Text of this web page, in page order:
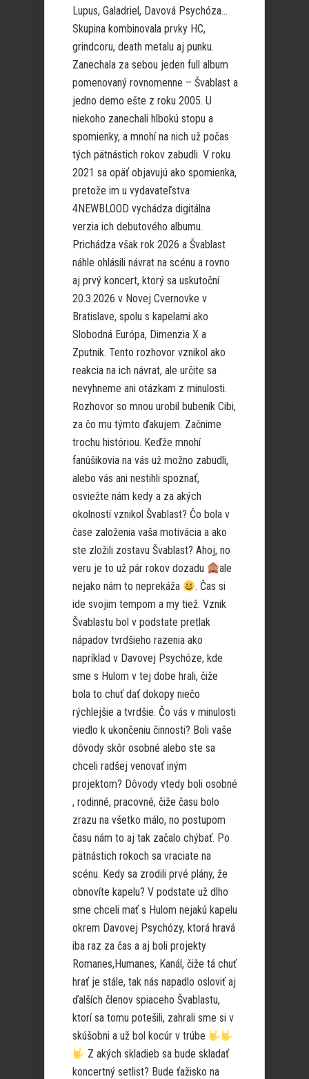
Lupus, Galadriel, Davová Psychóza…
Skupina kombinovala prvky HC,
grindcoru, death metalu aj punku.
Zanechala za sebou jeden full album
pomenovaný rovnomenne – Švablast a
jedno demo ešte z roku 2005. U
niekoho zanechali hlbokú stopu a
spomienky, a mnohí na nich už počas
tých pätnástich rokov zabudli. V roku
2021 sa opäť objavujú ako spomienka,
pretože im u vydavateľstva
4NEWBLOOD vychádza digitálna
verzia ich debutového albumu.
Prichádza však rok 2026 a Švablast
náhle ohlásili návrat na scénu a rovno
aj prvý koncert, ktorý sa uskutoční
20.3.2026 v Novej Cvernovke v
Bratislave, spolu s kapelami ako
Slobodná Európa, Dimenzia X a
Zputnik. Tento rozhovor vznikol ako
reakcia na ich návrat, ale určite sa
nevyhneme ani otázkam z minulosti.
Rozhovor so mnou urobil bubeník Cibi,
za čo mu týmto ďakujem. Začnime
trochu históriou. Keďže mnohí
fanúšikovia na vás už možno zabudli,
alebo vás ani nestihli spoznať,
osviežte nám kedy a za akých
okolností vznikol Švablast? Čo bola v
čase založenia vaša motivácia a ako
ste zložili zostavu Švablast? Ahoj, no
veru je to už pár rokov dozadu
ale
nejako nám to neprekáža
. Čas si
ide svojim tempom a my tiež. Vznik
Švablastu bol v podstate pretlak
nápadov tvrdšieho razenia ako
napríklad v Davovej Psychóze, kde
sme s Hulom v tej dobe hrali, čiže
bola to chuť dať dokopy niečo
rýchlejšie a tvrdšie. Čo vás v minulosti
viedlo k ukončeniu činnosti? Boli vaše
dôvody skôr osobné alebo ste sa
chceli radšej venovať iným
projektom? Dôvody vtedy boli osobné
, rodinné, pracovné, čiže času bolo
zrazu na všetko málo, no postupom
času nám to aj tak začalo chýbať. Po
pätnástich rokoch sa vraciate na
scénu. Kedy sa zrodili prvé plány, že
obnovíte kapelu? V podstate už dlho
sme chceli mať s Hulom nejakú kapelu
okrem Davovej Psychózy, ktorá hravá
iba raz za čas a aj boli projekty
Romanes,Humanes, Kanál, čiže tá chuť
hrať je stále, tak nás napadlo osloviť aj
ďalších členov spiaceho Švablastu,
ktorí sa tomu potešili, zahrali sme si v
skúšobni a už bol kocúr v trúbe
Z akých skladieb sa bude skladať
koncertný setlist? Bude ťažisko na